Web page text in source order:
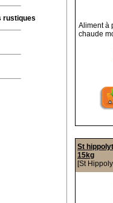
rustiques
Aliment à
chaude
St
15kg
[St